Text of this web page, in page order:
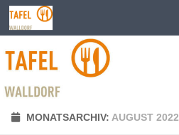
Zum Inhalt springen
MONATSARCHIV: AUGUST 2022